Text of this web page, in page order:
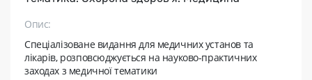
Опис:
Спеціалізоване видання для медичних установ та
лікарів, розповсюджується на науково-практичних
заходах з медичної тематики